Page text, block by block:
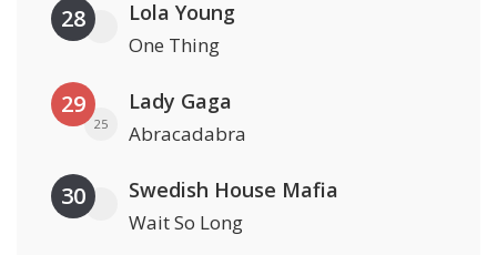
28 Lola Young
One Thing
29
25
Lady Gaga
Abracadabra
30 Swedish House Mafia
Wait So Long